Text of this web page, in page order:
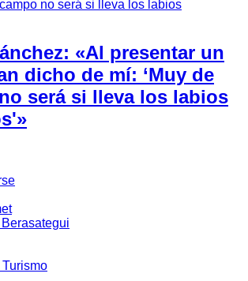
«Al presentar un
dicho de mí: ‘Muy de
será si lleva los labios
Berasategui